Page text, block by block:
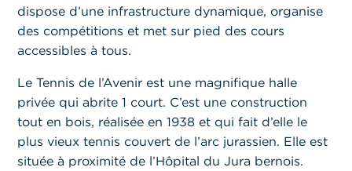
dispose d’une infrastructure dynamique, organise
des compétitions et met sur pied des cours
accessibles à tous.
Le Tennis de l’Avenir est une magnifique halle
privée qui abrite 1 court. C’est une construction
tout en bois, réalisée en 1938 et qui fait d’elle le
plus vieux tennis couvert de l’arc jurassien. Elle est
située à proximité de l’Hôpital du Jura bernois.